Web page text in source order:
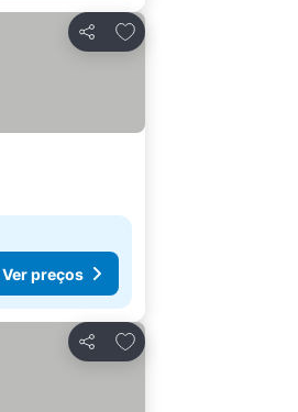
Partilhar
Adicionar aos favoritos
Ver preços
Partilhar
Adicionar aos favoritos